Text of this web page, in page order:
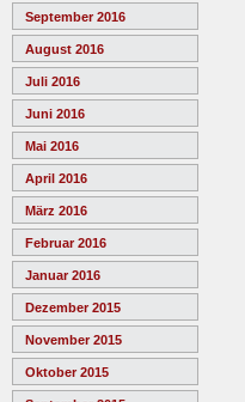
September 2016
August 2016
Juli 2016
Juni 2016
Mai 2016
April 2016
März 2016
Februar 2016
Januar 2016
Dezember 2015
November 2015
Oktober 2015